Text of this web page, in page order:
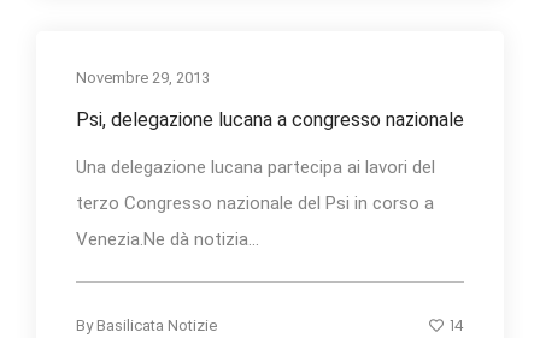
Novembre 29, 2013
Psi, delegazione lucana a congresso nazionale
Una delegazione lucana partecipa ai lavori del
terzo Congresso nazionale del Psi in corso a
Venezia.Ne dà notizia...
By Basilicata Notizie 14